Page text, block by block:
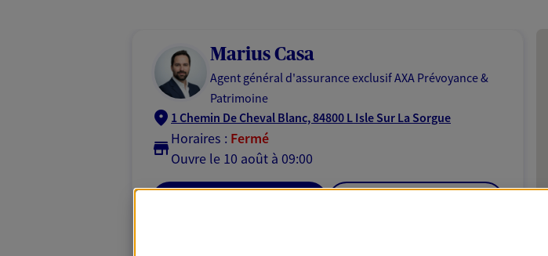
Marius Casa
Agent général d'assurance exclusif AXA Prévoyance &
Patrimoine
1 Chemin De Cheval Blanc, 84800 L Isle Sur La Sorgue
Horaires : Fermé
Ouvre le 10 août à 09:00